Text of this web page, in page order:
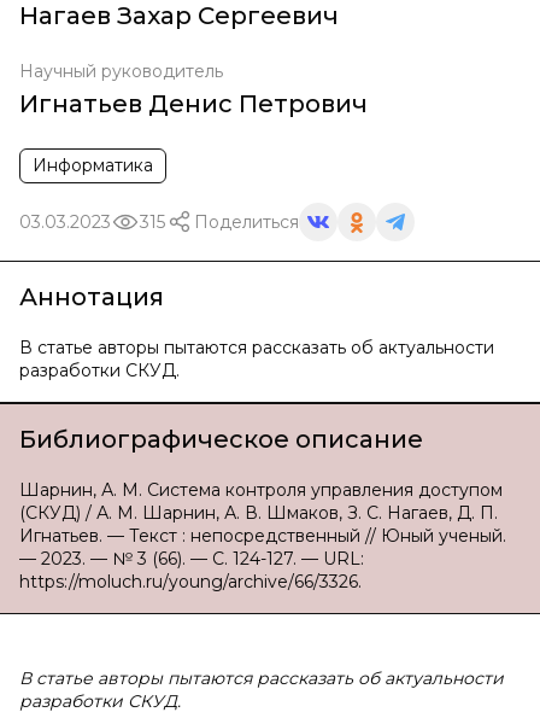
Нагаев Захар Сергеевич
Научный руководитель
Игнатьев Денис Петрович
Информатика
03.03.2023 315 Поделиться
Аннотация
В статье авторы пытаются рассказать об актуальности
разработки СКУД.
Библиографическое описание
Шарнин, А. М. Система контроля управления доступом
(СКУД) / А. М. Шарнин, А. В. Шмаков, З. С. Нагаев, Д. П.
Игнатьев. — Текст : непосредственный // Юный ученый.
— 2023. — № 3 (66). — С. 124-127. — URL:
https://moluch.ru/young/archive/66/3326.
В статье авторы пытаются рассказать об актуальности
разработки СКУД.